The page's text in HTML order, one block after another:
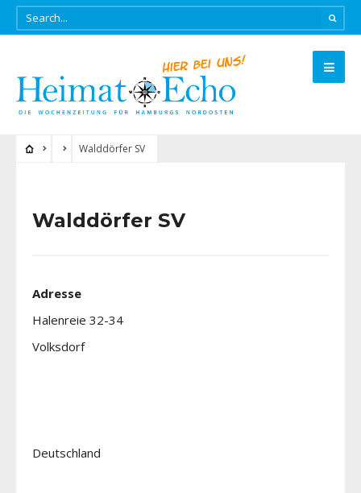
Walddörfer SV
Walddörfer SV
Adresse
Halenreie 32-34
Volksdorf
Deutschland